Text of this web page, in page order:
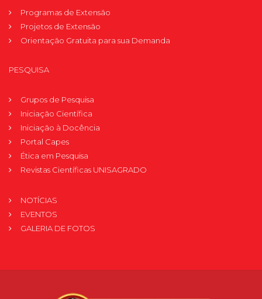
Programas de Extensão
Projetos de Extensão
Orientação Gratuita para sua Demanda
PESQUISA
Grupos de Pesquisa
Iniciação Científica
Iniciação à Docência
Portal Capes
Ética em Pesquisa
Revistas Científicas UNISAGRADO
NOTÍCIAS
EVENTOS
GALERIA DE FOTOS